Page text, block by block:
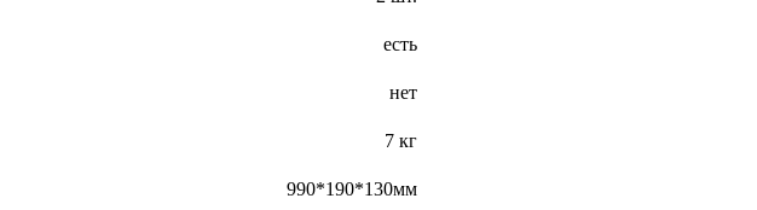
есть
нет
7 кг
990*190*130мм